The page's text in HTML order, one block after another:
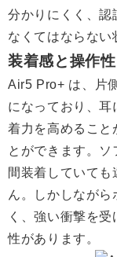
分かりにくく、認
なくてはならない
装着感と操作性
Air5 Pro+ は、片
になっており、耳
着力を高めること
とができます。
間装着していて
ん。しかしなが
く、強い衝撃を
性があります。